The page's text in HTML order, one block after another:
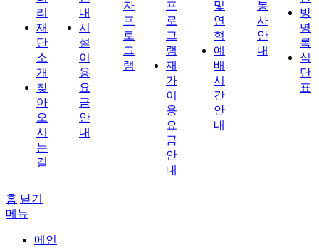
리
재
단
소
개
찾
아
오
시
는
길
내
시
설
이
용
요
금
안
내
자
프
로
그
램
프
로
그
램
재
가
이
용
요
금
안
내
및
연
혁
예
배
시
간
안
내
봉
사
안
내
방
명
록
식
단
표
홈 닫기
메뉴
메인